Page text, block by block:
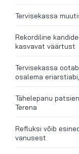
Tervisekassa
Rekordiline
kasvavat väärtust
Tervisekassa
osalema
Tähelepanu
Terena
Refluksi võib
vanusest